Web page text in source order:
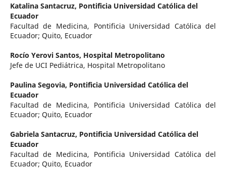
Katalina Santacruz, Pontificia Universidad Católica del
Ecuador
Facultad de Medicina, Pontificia Universidad Católica del
Ecuador; Quito, Ecuador
Rocío Yerovi Santos, Hospital Metropolitano
Jefe de UCI Pediátrica, Hospital Metropolitano
Paulina Segovia, Pontificia Universidad Católica del
Ecuador
Facultad de Medicina, Pontificia Universidad Católica del
Ecuador; Quito, Ecuador
Gabriela Santacruz, Pontificia Universidad Católica del
Ecuador
Facultad de Medicina, Pontificia Universidad Católica del
Ecuador; Quito, Ecuador